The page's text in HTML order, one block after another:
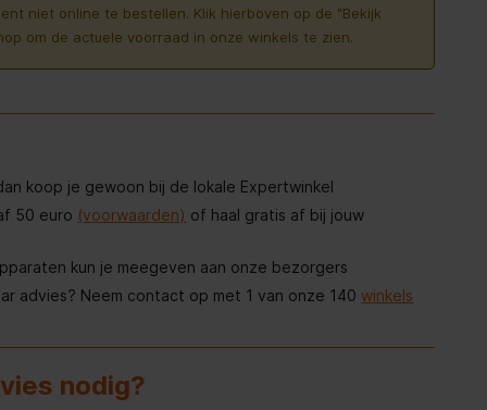
niet online te bestellen. Klik hierboven op de "Bekijk
om de actuele voorraad in onze winkels te zien.
koop je gewoon bij de lokale Expertwinkel
50 euro (voorwaarden) of haal gratis af bij jouw
kun je meegeven aan onze bezorgers
advies? Neem contact op met 1 van onze 140 winkels
nodig?